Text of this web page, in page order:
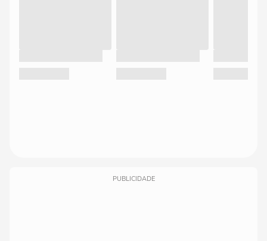
PUBLICIDADE